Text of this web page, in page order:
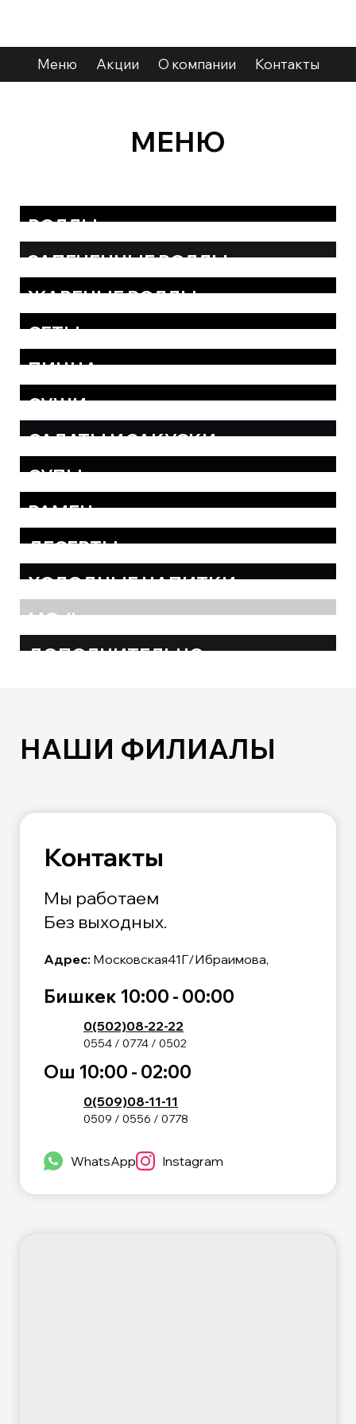
Меню Акции О компании Контакты
МЕНЮ
РОЛЛЫ
ЗАПЕЧЕННЫЕ РОЛЛЫ
ЖАРЕНЫЕ РОЛЛЫ
СЕТЫ
ПИЦЦА
СУШИ
САЛАТЫ И ЗАКУСКИ
СУПЫ
РАМЕН
ДЕСЕРТЫ
ХОЛОДНЫЕ НАПИТКИ
MOJI
ДОПОЛНИТЕЛЬНО
НАШИ ФИЛИАЛЫ
Контакты
Мы работаем
Без выходных.
Адрес: Московская41Г/Ибраимова,
Бишкек 10:00 - 00:00
0(502)08-22-22
0554 / 0774 / 0502
Ош 10:00 - 02:00
0(509)08-11-11
0509 / 0556 / 0778
WhatsApp Instagram